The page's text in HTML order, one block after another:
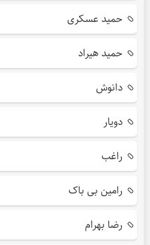
حمید عسکری
حمید هیراد
دانوش
دویار
راغب
رامین بی باک
رضا بهرام